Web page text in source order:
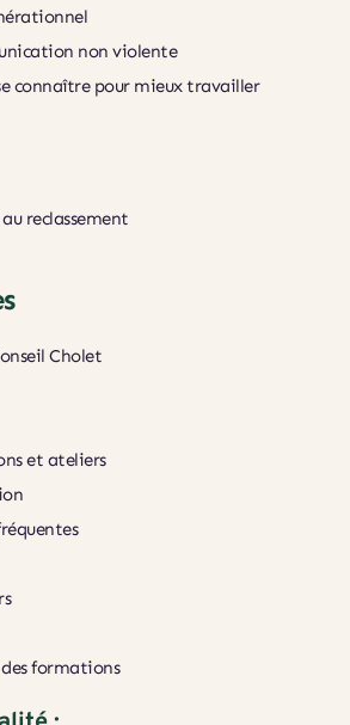
non violente
connaître pour mieux travailler
reclassement
Cholet
et ateliers
formations